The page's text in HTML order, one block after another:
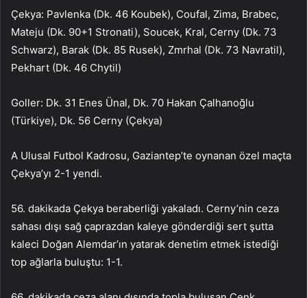
Çekya: Pavlenka (Dk. 46 Koubek), Coufal, Zima, Brabec,
Mateju (Dk. 90+1 Stronati), Soucek, Kral, Cerny (Dk. 73
Schwarz), Barak (Dk. 85 Rusek), Zmrhal (Dk. 73 Navratil),
Pekhart (Dk. 46 Chytil)
Goller: Dk. 31 Enes Ünal, Dk. 70 Hakan Çalhanoğlu
(Türkiye), Dk. 56 Cerny (Çekya)
A Ulusal Futbol Kadrosu, Gaziantep’te oynanan özel maçta
Çekya’yı 2-1 yendi.
56. dakikada Çekya beraberliği yakaladı. Cerny’nin ceza
sahası dışı sağ çaprazdan kaleye gönderdiği sert şutta
kaleci Doğan Alemdar’ın yatarak denetim etmek istediği
top ağlarla buluştu: 1-1.